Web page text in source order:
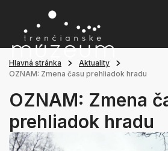
Hlavná stránka
Aktuality
OZNAM: Zmena času prehliadok hradu
OZNAM: Zmena
prehliadok hradu